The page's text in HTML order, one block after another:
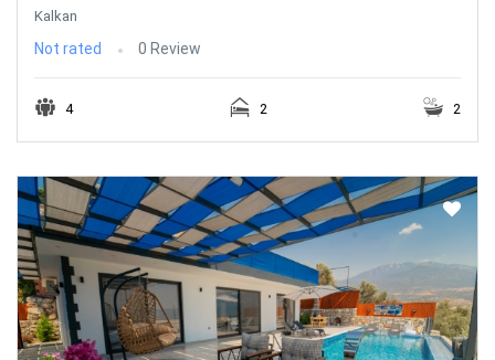
Kalkan
Not rated 0 Review
4 2 2